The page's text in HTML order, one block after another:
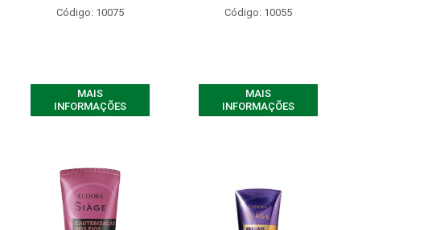
Código: 10075
MAIS
INFORMAÇÕES
Código: 10055
MAIS
INFORMAÇÕES